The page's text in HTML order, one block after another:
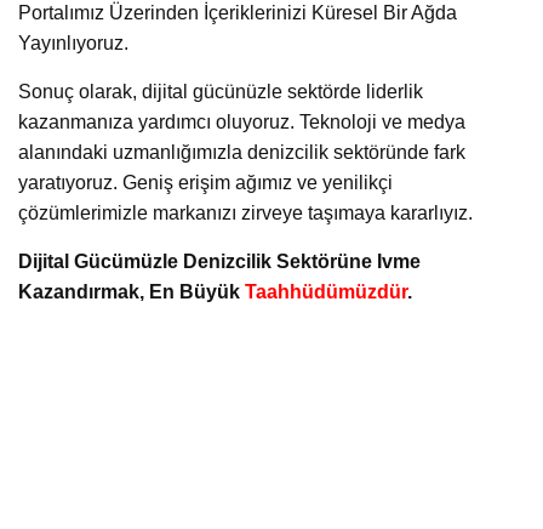
Portalımız Üzerinden İçeriklerinizi Küresel Bir Ağda
Yayınlıyoruz.
Sonuç olarak, dijital gücünüzle sektörde liderlik
kazanmanıza yardımcı oluyoruz. Teknoloji ve medya
alanındaki uzmanlığımızla denizcilik sektöründe fark
yaratıyoruz. Geniş erişim ağımız ve yenilikçi
çözümlerimizle markanızı zirveye taşımaya kararlıyız.
Dijital Gücümüzle Denizcilik Sektörüne Ivme
Kazandırmak, En Büyük Taahhüdümüzdür.